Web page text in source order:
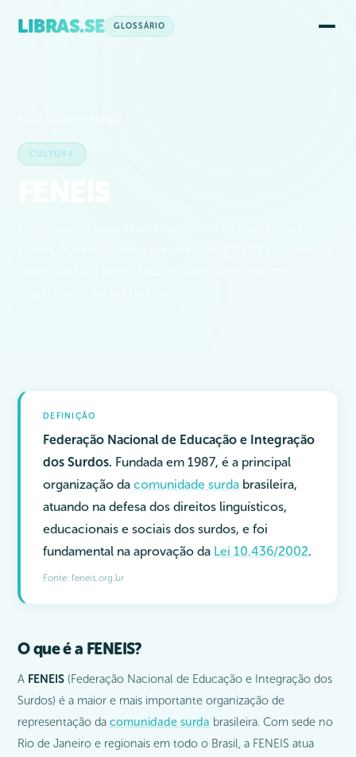
LIBRAS.SE GLOSSÁRIO
CULTURA
DEFINIÇÃO
Federação Nacional de Educação e Integração
dos Surdos. Fundada em 1987, é a principal
organização da comunidade surda brasileira,
atuando na defesa dos direitos linguísticos,
educacionais e sociais dos surdos, e foi
fundamental na aprovação da Lei 10.436/2002.
Fonte: feneis.org.br
O que é a FENEIS?
A FENEIS (Federação Nacional de Educação e Integração dos
Surdos) é a maior e mais importante organização de
representação da comunidade surda brasileira. Com sede no
Rio de Janeiro e regionais em todo o Brasil, a FENEIS atua